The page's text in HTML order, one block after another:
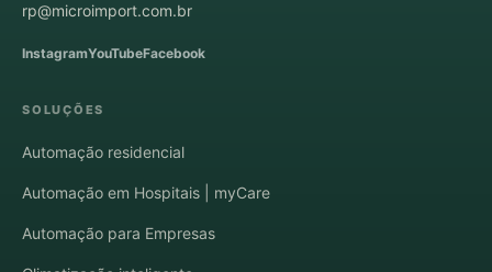
rp@microimport.com.br
InstagramYouTubeFacebook
SOLUÇÕES
Automação residencial
Automação em Hospitais | myCare
Automação para Empresas